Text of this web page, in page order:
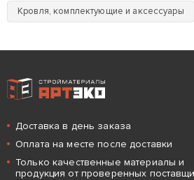
Кровля, комплектующие и аксессуары
Интернет-магазин строительных
Доставка в день заказа
Оплата на месте после доставки
Только качественные материалы и
продукция от проверенных